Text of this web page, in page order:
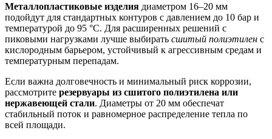
Металлопластиковые изделия диаметром 16–20 мм
подойдут для стандартных контуров с давлением до 10 бар и
температурой до 95 °C. Для расширенных решений с
пиковыми нагрузками лучше выбирать сшитый полиэтилен с
кислородным барьером, устойчивый к агрессивным средам и
температурным перепадам.
Если важна долговечность и минимальный риск коррозии,
рассмотрите резервуары из сшитого полиэтилена или
нержавеющей стали. Диаметры от 20 мм обеспечат
стабильный поток и равномерное распределение тепла по
всей площади.